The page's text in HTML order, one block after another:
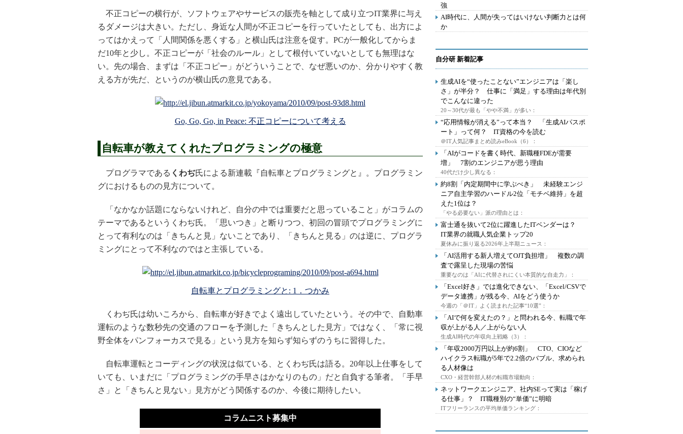
不正コピーの横行が、ソフトウェアやサービスの販売を軸として成り立つIT業界に与え
るダメージは大きい。ただし、身近な人間が不正コピーを行っていたとしても、出方によ
ってはかえって「人間関係を悪くする」と横山氏は注意を促す。PCが一般化してからま
だ10年と少し。不正コピーが「社会のルール」として根付いていないとしても無理はな
い。先の場合、まずは「不正コピー」がどういうことで、なぜ悪いのか、分かりやすく教
える方が先だ、というのが横山氏の意見である。
Go, Go, Go, in Peace: 不正コピーについて考える
自転車が教えてくれたプログラミングの極意
プログラマである くわぢ氏による新連載『自転車とプログラミングと』。プログラミン
グにおけるものの見方について。
「なかなか話題にならないけれど、自分の中では重要だと思っていること」がコラムの
テーマであるというくわぢ氏。「思いつき」と断りつつ、初回の冒頭でプログラミングに
とって有利なのは「きちんと見」ないことであり、「きちんと見る」のは逆に、プログラ
ミングにとって不利なのではと主張している。
自転車とプログラミングと: 1．つかみ
くわぢ氏は幼いころから、自転車が好きでよく遠出していたという。その中で、自動車
運転のような数秒先の交通のフローを予測した「きちんとした見方」ではなく、「常に視
野全体をパンフォーカスで見る」という見方を知らず知らずのうちに習得した。
自転車運転とコーディングの状況は似ている、とくわぢ氏は語る。20年以上仕事をして
いても、いまだに「プログラミングの手早さはかなりのもの」だと自負する筆者。「手早
さ」と「きちんと見ない」見方がどう関係するのか、今後に期待したい。
コラムニスト募集中
強
AI時代に、人間が失ってはいけない判断力とは何
か
自分研 新着記事
生成AIを“使ったことない”エンジニアは「楽し
さ」が半分？ 仕事に「満足」する理由は年代別
でこんなに違った
20～30代が最も「やや不満」が多い：
“応用情報が消える”って本当？ 「生成AIパスポ
ート」って何？ IT資格の今を読む
＠IT人気記事まとめ読みeBook（6）：
「AIがコードを書く時代、新職種FDEが需要
増」 7割のエンジニアが思う理由
40代だけ少し異なる：
約8割「内定期間中に学ぶべき」 未経験エンジ
ニア自主学習のハードル2位「モチベ維持」を超
えた1位は？
「やる必要ない」派の理由とは：
富士通を抜いて2位に躍進したITベンダーは？
IT業界の就職人気企業トップ20
夏休みに振り返る2026年上半期ニュース：
「AI活用する新人増えてOJT負担増」 複数の調
査で露呈した現場の苦悩
重要なのは「AIに代替されにくい本質的な自走力」：
「Excel好き」では進化できない、「Excel/CSVで
データ連携」が残る今、AIをどう使うか
今週の「＠IT」よく読まれた記事“10選”：
「AIで何を変えたの？」と問われる今、転職で年
収が上がる人／上がらない人
生成AI時代の年収向上戦略（3）：
「年収2000万円以上が約6割」 CTO、CIOなど
ハイクラス転職が5年で2.2倍のバブル、求められ
る人材像は
CXO・経営幹部人材の転職市場動向：
ネットワークエンジニア、社内SEって実は「稼げ
る仕事」？ IT職種別の“単価”に明暗
ITフリーランスの平均単価ランキング：